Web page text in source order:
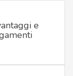
e